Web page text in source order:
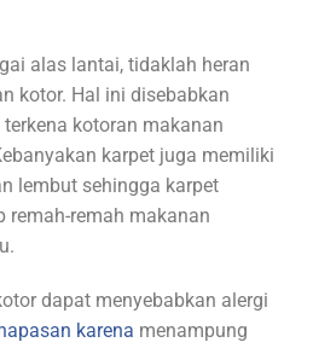
alas lantai, tidaklah heran
kotor. Hal ini disebabkan
kotoran makanan
karpet juga memiliki
lembut sehingga karpet
remah-remah makanan
dapat menyebabkan alergi
karena menampung